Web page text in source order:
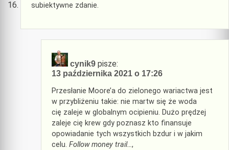
subiektywne zdanie.
cynik9 pisze:
13 października 2021 o 17:26
Przesłanie Moore’a do zielonego wariactwa jest
w przybliżeniu takie: nie martw się że woda
cię zaleje w globalnym ocipieniu. Dużo prędzej
zaleje cię krew gdy poznasz kto finansuje
opowiadanie tych wszystkich bzdur i w jakim
celu. Follow money trail…,